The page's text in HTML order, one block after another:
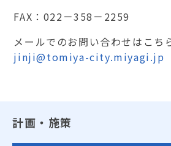
FAX：022－358－2259
メールでのお問い合わせはこ
jinji@tomiya-city.miyagi.jp
計画・施策